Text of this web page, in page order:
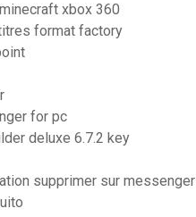
xbox 360
format factory
for pc
deluxe 6.7.2 key
supprimer sur messenger